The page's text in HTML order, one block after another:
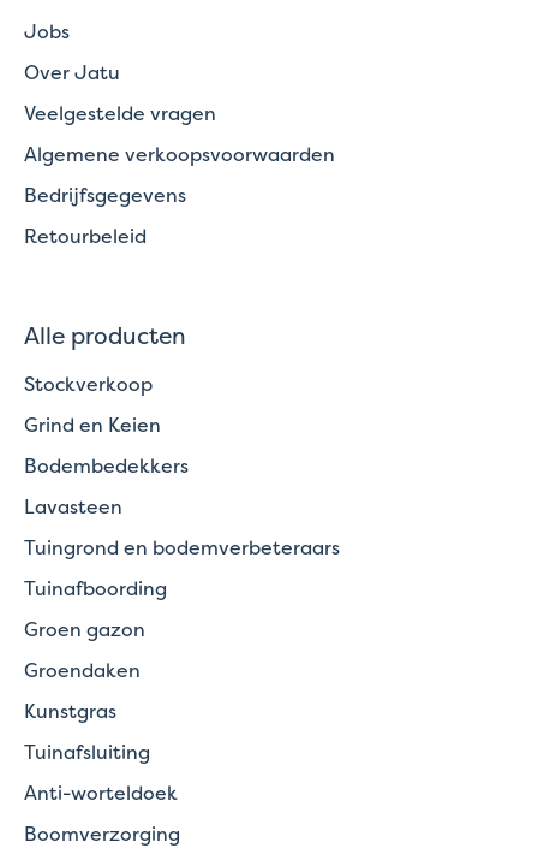
Jobs
Over Jatu
Veelgestelde vragen
Algemene verkoopsvoorwaarden
Bedrijfsgegevens
Retourbeleid
Alle producten
Stockverkoop
Grind en Keien
Bodembedekkers
Lavasteen
Tuingrond en bodemverbeteraars
Tuinafboording
Groen gazon
Groendaken
Kunstgras
Tuinafsluiting
Anti-worteldoek
Boomverzorging